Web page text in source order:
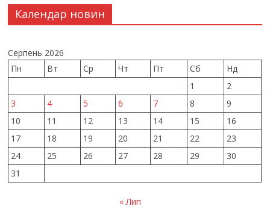
Календар новин
Серпень 2026
Пн
Вт Ср Чт Пт Сб
Нд
1
2
3
4 5 6 7 8
9
10
11 12 13 14 15
16
17
18 19 20 21 22
23
24
25 26 27 28 29
30
31
« Лип